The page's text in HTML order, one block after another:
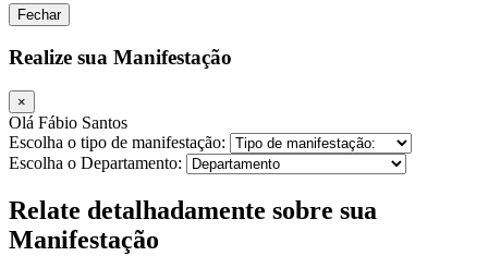
Fechar
Realize sua Manifestação
×
Olá Fábio Santos
Escolha o tipo de manifestação:
Escolha o Departamento:
Relate detalhadamente sobre sua
Manifestação